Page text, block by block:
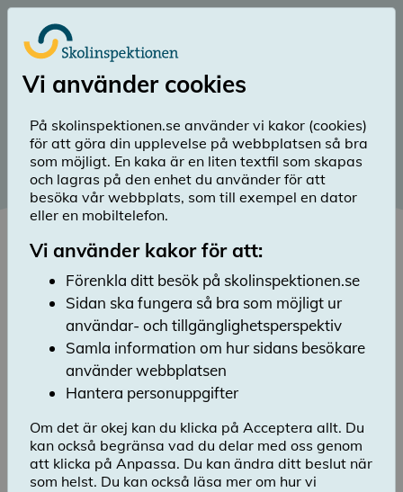
Till huvudinnehåll
searchSök
Diarienummer SI 2022:1459
Publicerad 21 april 2022
Ansökningar om att starta
eller utöka skola 2023/24
Lyssna
Skolinspektionen har inför läsåret 2023/24
tagit emot 206 ansökningar om att starta
eller utöka fristående skola. Det är en
minskning med ca 8 procent jämfört med
ifjol. 78 av ansökningarna rörde
nyetableringar medan 128 gällde utökning av
befintlig skolverksamhet.
Ladda ner publikation
Vi använder cookies
På skolinspektionen.se använder vi kakor (cookies)
för att göra din upplevelse på webbplatsen så bra
som möjligt. En kaka är en liten textfil som skapas
och lagras på den enhet du använder för att
besöka vår webbplats, som till exempel en dator
eller en mobiltelefon.
Vi använder kakor för att:
Förenkla ditt besök på skolinspektionen.se
Sidan ska fungera så bra som möjligt ur
användar- och tillgänglighetsperspektiv
Samla information om hur sidans besökare
använder webbplatsen
Hantera personuppgifter
Om det är okej kan du klicka på Acceptera allt. Du
kan också begränsa vad du delar med oss genom
att klicka på Anpassa. Du kan ändra ditt beslut när
som helst. Du kan också läsa mer om hur vi